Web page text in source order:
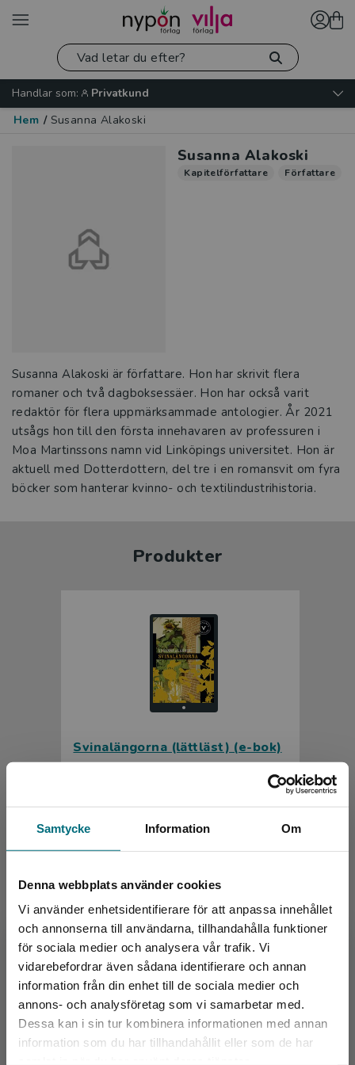
Samtycke Information Om
Denna webbplats använder cookies
Vi använder enhetsidentifierare för att anpassa innehållet
och annonserna till användarna, tillhandahålla funktioner
för sociala medier och analysera vår trafik. Vi
vidarebefordrar även sådana identifierare och annan
information från din enhet till de sociala medier och
annons- och analysföretag som vi samarbetar med.
Dessa kan i sin tur kombinera informationen med annan
information som du har tillhandahållit eller som de har
Begränsad fraktregion
Det verkar som att du besöker
Handlar som:
Privatkund
Hem / Susanna Alakoski
Susanna Alakoski
Kapitelförfattare Författare
Susanna Alakoski är författare. Hon har skrivit flera
romaner och två dagboksessäer. Hon har också varit
redaktör för flera uppmärksammade antologier. År 2021
utsågs hon till den första innehavaren av professuren i
Moa Martinssons namn vid Linköpings universitet. Hon är
aktuell med Dotterdottern, del tre i en romansvit om fyra
böcker som hanterar kvinno- och textilindustrihistoria.
Produkter
Svinalängorna (lättläst) (e-bok)
Svinalängorna (lättläst)
Alakoski, Susanna
Exkl. moms: 181 kr